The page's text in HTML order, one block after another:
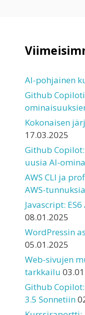
AI-pohjainen
Github
Kokonaisen
17.03.2025
Github
uusia AI-
AWS CLI ja
AWS-
Javascript:
08.01.2025
WordPressin
05.01.2025
Web-sivujen
tarkkailu
Github
3.5 Sonnetiin